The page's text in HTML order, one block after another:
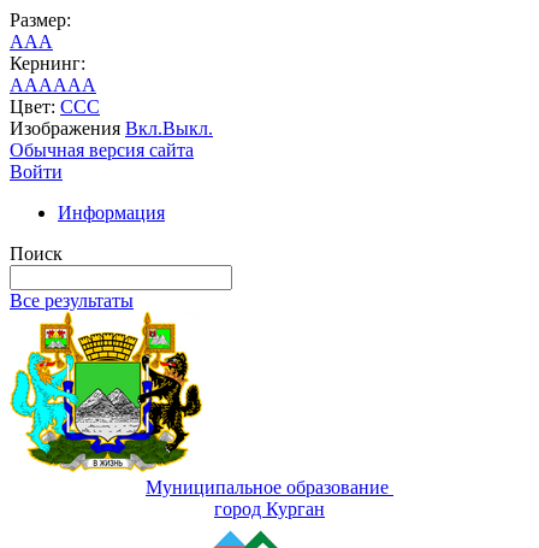
Размер:
AAA
Кернинг:
AAAAAA
Цвет: CCC
Изображения Вкл.Выкл.
Обычная версия сайта
Войти
Информация
Поиск
Все результаты
Муниципальное образование
город Курган